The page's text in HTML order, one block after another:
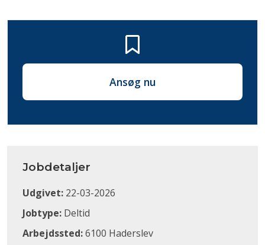
Ansøg nu
Jobdetaljer
Udgivet: 22-03-2026
Jobtype: Deltid
Arbejdssted:6100 Haderslev